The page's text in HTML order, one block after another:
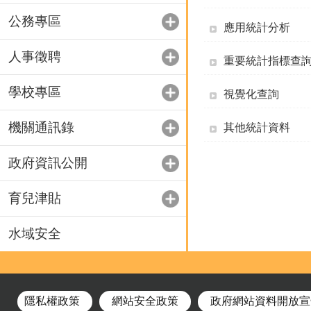
公務專區
人事徵聘
學校專區
機關通訊錄
政府資訊公開
育兒津貼
水域安全
應用統計分析
重要統計指標查
視覺化查詢
其他統計資料
隱私權政策 網站安全政策 政府網站資料開放